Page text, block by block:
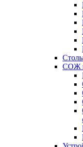
СОЖ